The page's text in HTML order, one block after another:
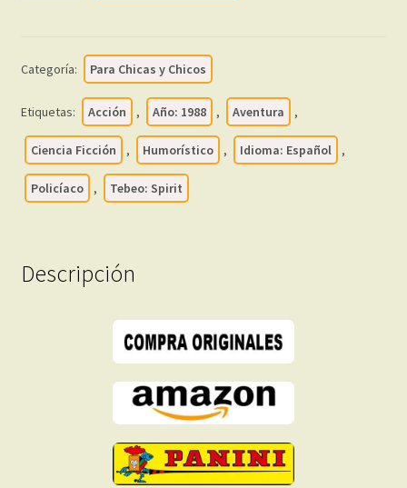
Norma
–
Completa
–
76
Formato
PDF
Categoría: Para Chicas y Chicos
Etiquetas: Acción , Año: 1988 , Aventura ,
Ciencia Ficción , Humorístico , Idioma: Español ,
Policíaco , Tebeo: Spirit
Descripción